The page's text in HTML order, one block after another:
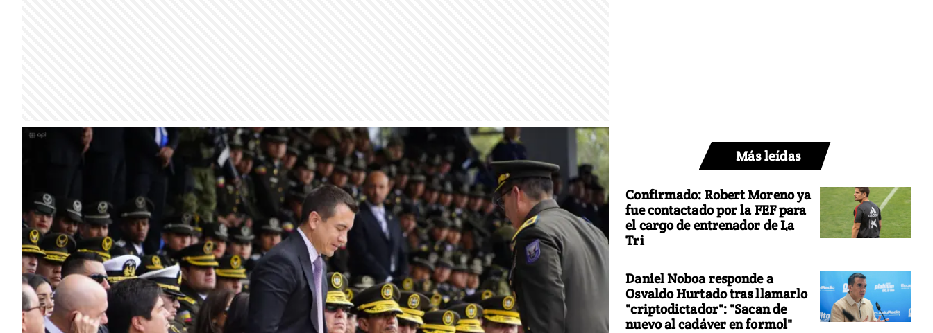
Más leídas
Confirmado: Robert Moreno ya
fue contactado por la FEF para
el cargo de entrenador de La
Tri
Daniel Noboa responde a
Osvaldo Hurtado tras llamarlo
"criptodictador": "Sacan de
nuevo al cadáver en formol"